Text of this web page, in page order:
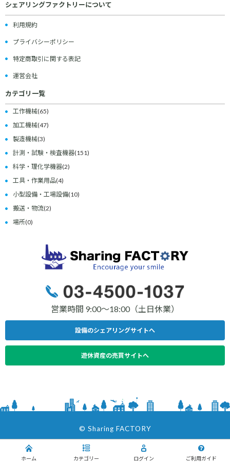
営業時間 9:00〜18:00（土日休業）
設備のシェアリングサイトへ
遊休資産の売買サイトへ
シェアリングファクトリーについて
利用規約
プライバシーポリシー
特定商取引に関する表記
運営会社
カテゴリ一覧
工作機械(65)
加工機械(47)
製造機械(3)
計測・試験・検査機器(151)
科学・理化学機器(2)
工具・作業用品(4)
小型設備・工場設備(10)
搬送・物流(2)
場所(0)
ホーム カテゴリー ログイン ご利用ガイド
© Sharing FACTORY
V2.0.4